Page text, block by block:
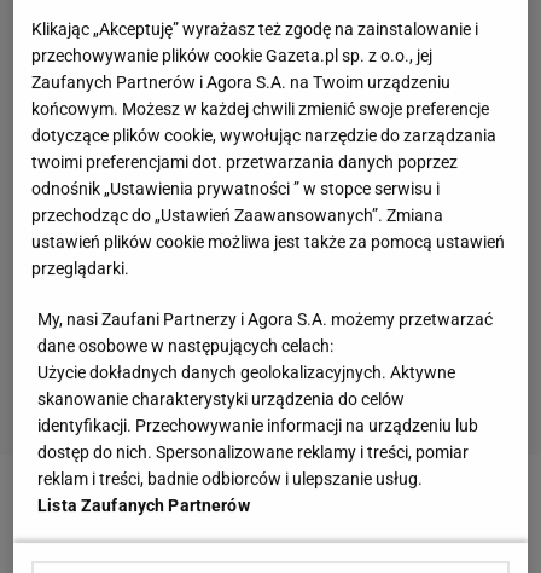
Zobacz wideoŁukasz Piszczek wciąż w formie! Co
za rajd
Klikając „Akceptuję” wyrażasz też zgodę na zainstalowanie i
przechowywanie plików cookie Gazeta.pl sp. z o.o., jej
Zaufanych Partnerów i Agora S.A. na Twoim urządzeniu
końcowym. Możesz w każdej chwili zmienić swoje preferencje
dotyczące plików cookie, wywołując narzędzie do zarządzania
twoimi preferencjami dot. przetwarzania danych poprzez
odnośnik „Ustawienia prywatności ” w stopce serwisu i
przechodząc do „Ustawień Zaawansowanych”. Zmiana
ustawień plików cookie możliwa jest także za pomocą ustawień
przeglądarki.
My, nasi Zaufani Partnerzy i Agora S.A. możemy przetwarzać
dane osobowe w następujących celach:
Użycie dokładnych danych geolokalizacyjnych. Aktywne
skanowanie charakterystyki urządzenia do celów
identyfikacji. Przechowywanie informacji na urządzeniu lub
dostęp do nich. Spersonalizowane reklamy i treści, pomiar
reklam i treści, badnie odbiorców i ulepszanie usług.
Lista Zaufanych Partnerów